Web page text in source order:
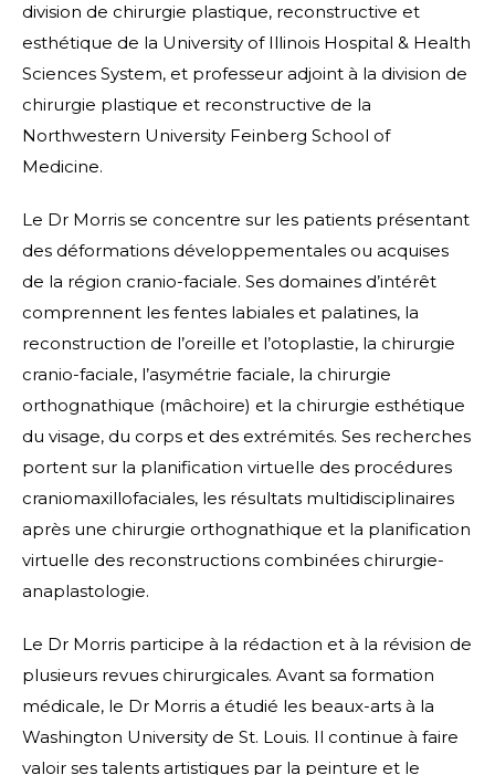
division de chirurgie plastique, reconstructive et
esthétique de la University of Illinois Hospital & Health
Sciences System, et professeur adjoint à la division de
chirurgie plastique et reconstructive de la
Northwestern University Feinberg School of
Medicine.
Le Dr Morris se concentre sur les patients présentant
des déformations développementales ou acquises
de la région cranio-faciale. Ses domaines d’intérêt
comprennent les fentes labiales et palatines, la
reconstruction de l’oreille et l’otoplastie, la chirurgie
cranio-faciale, l’asymétrie faciale, la chirurgie
orthognathique (mâchoire) et la chirurgie esthétique
du visage, du corps et des extrémités. Ses recherches
portent sur la planification virtuelle des procédures
craniomaxillofaciales, les résultats multidisciplinaires
après une chirurgie orthognathique et la planification
virtuelle des reconstructions combinées chirurgie-
anaplastologie.
Le Dr Morris participe à la rédaction et à la révision de
plusieurs revues chirurgicales. Avant sa formation
médicale, le Dr Morris a étudié les beaux-arts à la
Washington University de St. Louis. Il continue à faire
valoir ses talents artistiques par la peinture et le